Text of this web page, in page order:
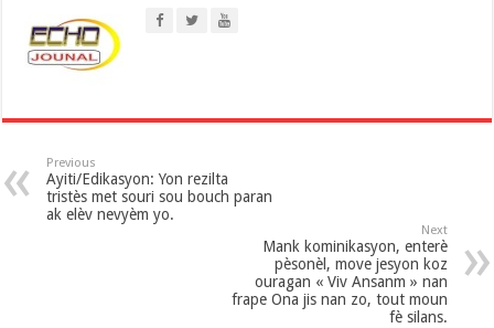
p
p
Previous
Ayiti/Edikasyon: Yon rezilta
tristès met souri sou bouch paran
ak elèv nevyèm yo.
Next
Mank kominikasyon, enterè
pèsonèl, move jesyon koz
ouragan « Viv Ansanm » nan
frape Ona jis nan zo, tout moun
fè silans.